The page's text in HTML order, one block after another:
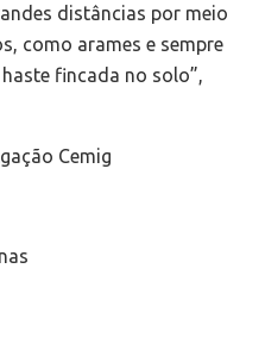
distâncias por meio
como arames e sempre
fincada no solo”,
Cemig